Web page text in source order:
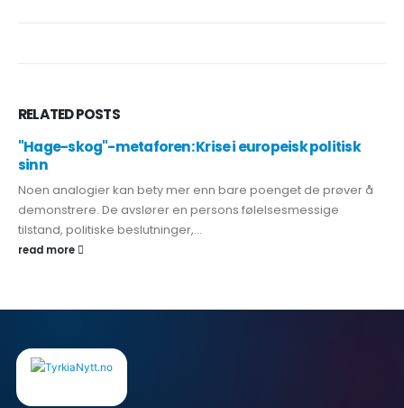
RELATEDPOSTS
"Hage-skog"-metaforen: Krise i europeisk politisk
sinn
Noen analogier kan bety mer enn bare poenget de prøver å
demonstrere. De avslører en persons følelsesmessige
tilstand, politiske beslutninger,...
read more